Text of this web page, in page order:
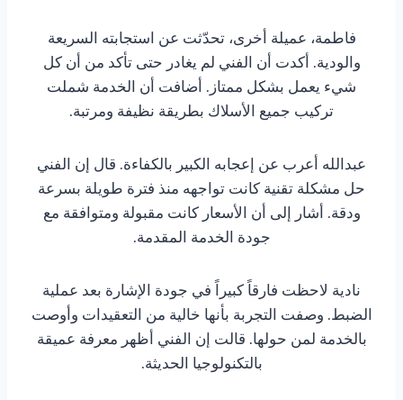
فاطمة، عميلة أخرى، تحدّثت عن استجابته السريعة
والودية. أكدت أن الفني لم يغادر حتى تأكد من أن كل
شيء يعمل بشكل ممتاز. أضافت أن الخدمة شملت
تركيب جميع الأسلاك بطريقة نظيفة ومرتبة.
عبدالله أعرب عن إعجابه الكبير بالكفاءة. قال إن الفني
حل مشكلة تقنية كانت تواجهه منذ فترة طويلة بسرعة
ودقة. أشار إلى أن الأسعار كانت مقبولة ومتوافقة مع
جودة الخدمة المقدمة.
نادية لاحظت فارقاً كبيراً في جودة الإشارة بعد عملية
الضبط. وصفت التجربة بأنها خالية من التعقيدات وأوصت
بالخدمة لمن حولها. قالت إن الفني أظهر معرفة عميقة
بالتكنولوجيا الحديثة.